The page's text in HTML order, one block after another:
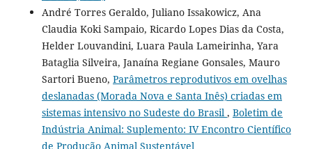
André Torres Geraldo, Juliano Issakowicz, Ana
Claudia Koki Sampaio, Ricardo Lopes Dias da Costa,
Helder Louvandini, Luara Paula Lameirinha, Yara
Bataglia Silveira, Janaína Regiane Gonsales, Mauro
Sartori Bueno, Parâmetros reprodutivos em ovelhas
deslanadas (Morada Nova e Santa Inês) criadas em
sistemas intensivo no Sudeste do Brasil , Boletim de
Indústria Animal: Suplemento: IV Encontro Científico
de Produção Animal Sustentável